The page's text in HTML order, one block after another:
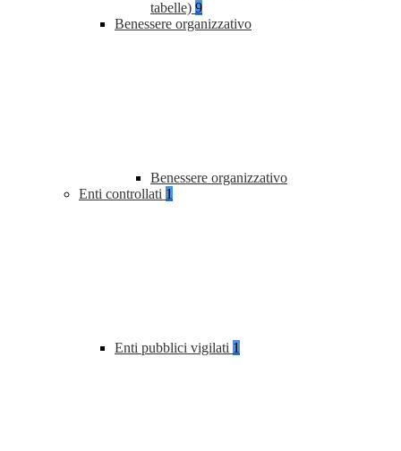
tabelle) 9
Benessere organizzativo
Benessere organizzativo
Enti controllati 1
Enti pubblici vigilati 1